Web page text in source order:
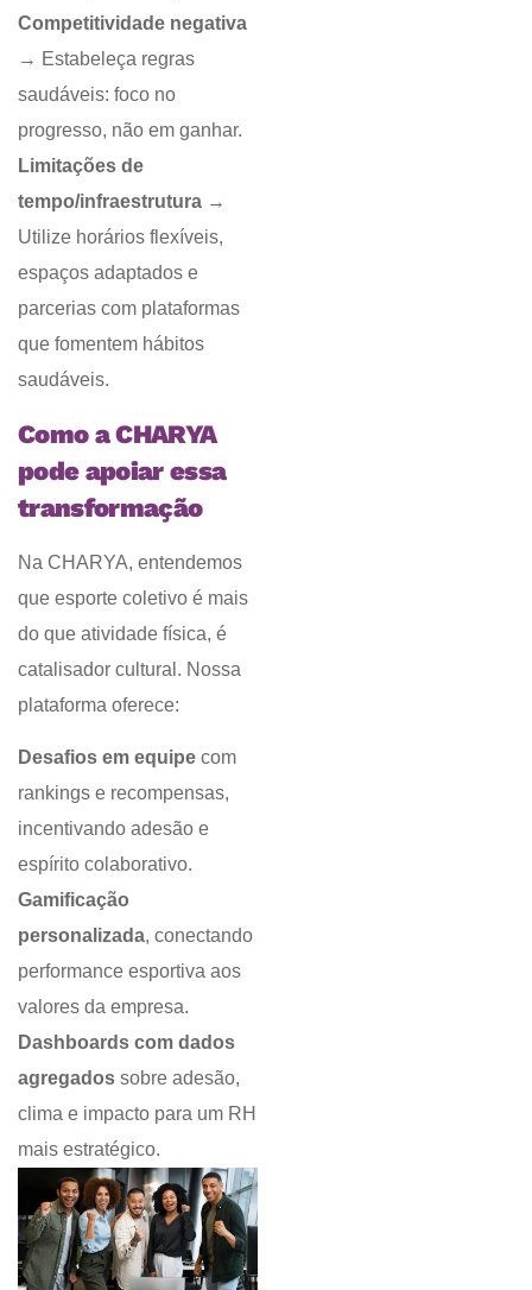
Competitividade negativa
→ Estabeleça regras
saudáveis: foco no
progresso, não em ganhar.
Limitações de
tempo/infraestrutura →
Utilize horários flexíveis,
espaços adaptados e
parcerias com plataformas
que fomentem hábitos
saudáveis.
Como a CHARYA
pode apoiar essa
transformação
Na CHARYA, entendemos
que esporte coletivo é mais
do que atividade física, é
catalisador cultural. Nossa
plataforma oferece:
Desafios em equipe com
rankings e recompensas,
incentivando adesão e
espírito colaborativo.
Gamificação
personalizada, conectando
performance esportiva aos
valores da empresa.
Dashboards com dados
agregados sobre adesão,
clima e impacto para um RH
mais estratégico.